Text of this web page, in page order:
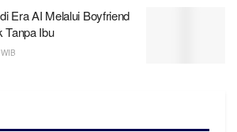
Era AI Melalui Boyfriend
Tanpa Ibu